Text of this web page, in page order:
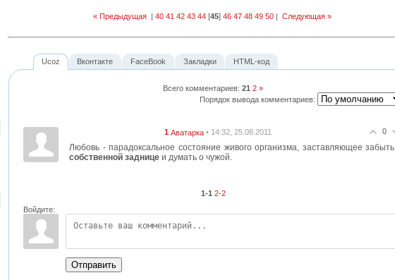
« Предыдущая | 40 41 42 43 44 [45] 46 47 48 49 50 | Следующая »
Ucoz
Всего комментариев: 21 2 »
Порядок вывода комментариев:
0
1 Аватарка • 14:32, 25.08.2011
Любовь - парадоксальное состояние живого организма, заставляющее забыть
собственной заднице и думать о чужой.
1-1 2-2
Войдите:
Отправить
Вконтакте FaceBook Закладки HTML-код